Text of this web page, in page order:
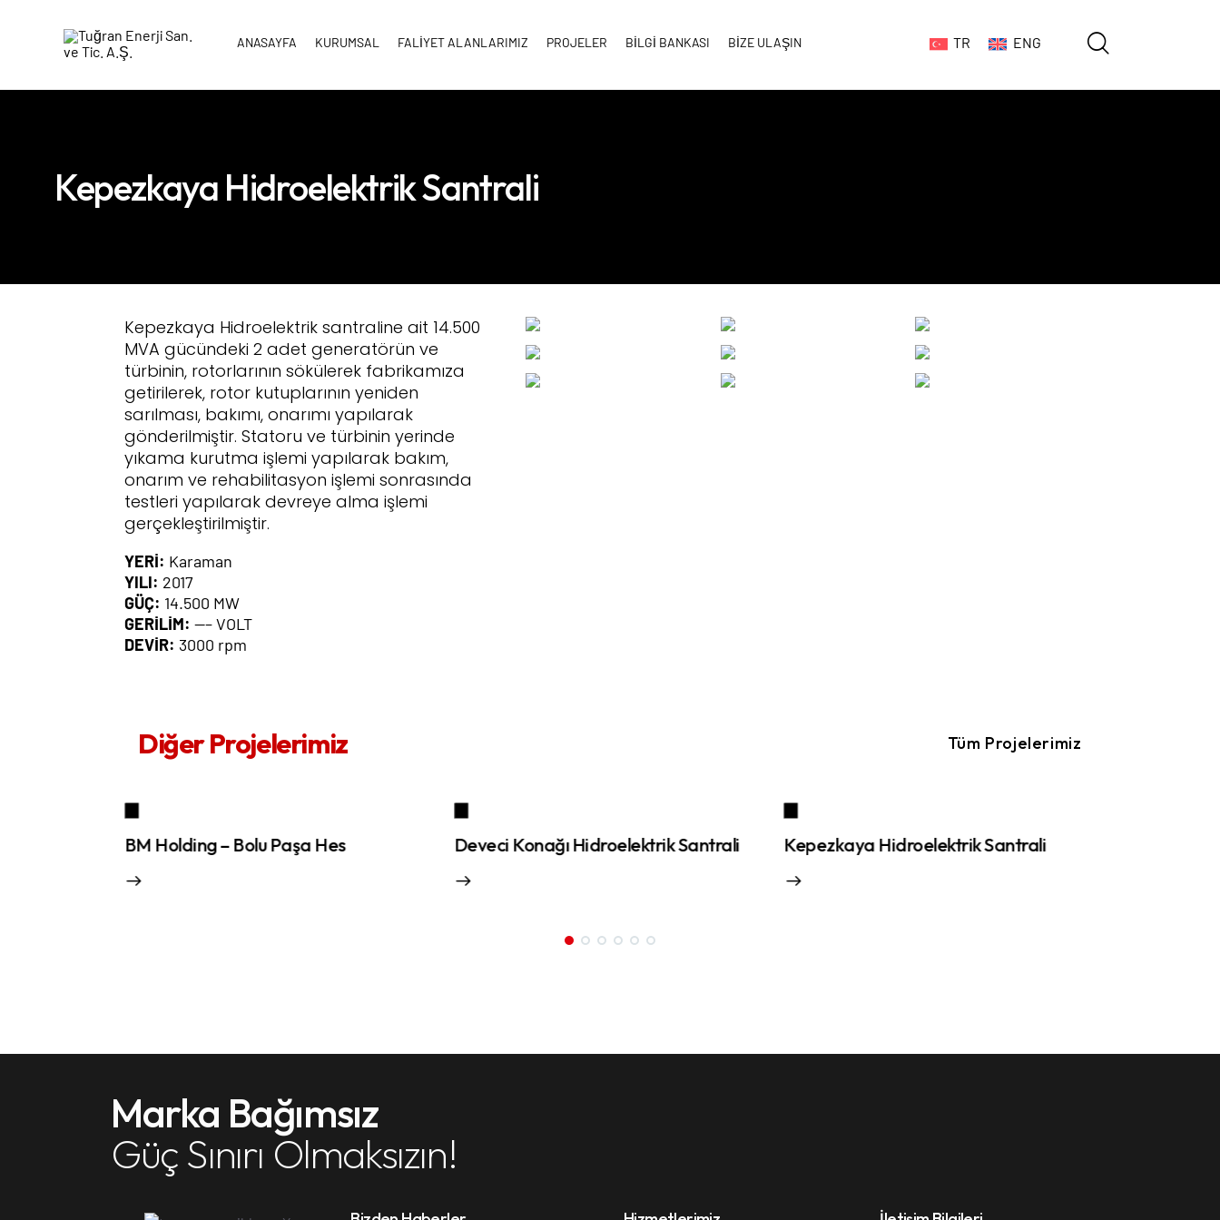
ANASAYFA KURUMSAL FALİYET ALANLARIMIZ PROJELER BİLGİ BANKASI BİZE ULAŞIN TR ENG
Kepezkaya Hidroelektrik Santrali
Kepezkaya Hidroelektrik santraline ait 14.500
MVA gücündeki 2 adet generatörün ve
türbinin, rotorlarının sökülerek fabrikamıza
getirilerek, rotor kutuplarının yeniden
sarılması, bakımı, onarımı yapılarak
gönderilmiştir. Statoru ve türbinin yerinde
yıkama kurutma işlemi yapılarak bakım,
onarım ve rehabilitasyon işlemi sonrasında
testleri yapılarak devreye alma işlemi
gerçekleştirilmiştir.
YERİ: Karaman
YILI: 2017
GÜÇ: 14.500 MW
GERİLİM: —– VOLT
DEVİR: 3000 rpm
Diğer Projelerimiz Tüm Projelerimiz
– Bolu Paşa Hes Deveci Konağı Hidroelektrik Santrali Kepezkaya Hidroelektrik Santrali Artvin Boydak Enerji
Marka Bağımsız
Güç Sınırı Olmaksızın!